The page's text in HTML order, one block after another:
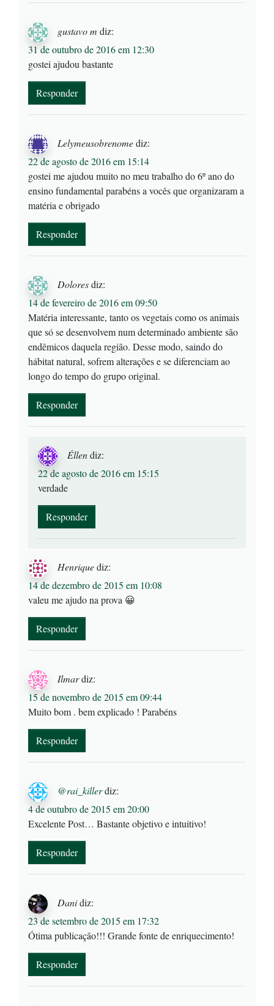
gustavo m diz:
31 de outubro de 2016 em 12:30
gostei ajudou bastante
Responder
Lelymeusobrenomediz:
22 de agosto de 2016 em 15:14
gostei me ajudou muito no meu trabalho do 6º ano do
ensino fundamental parabéns a vocês que organizaram a
matéria e obrigado
Responder
Doloresdiz:
14 de fevereiro de 2016 em 09:50
Matéria interessante, tanto os vegetais como os animais
que só se desenvolvem num determinado ambiente são
endêmicos daquela região. Desse modo, saindo do
hábitat natural, sofrem alterações e se diferenciam ao
longo do tempo do grupo original.
Responder
Éllendiz:
22 de agosto de 2016 em 15:15
verdade
Responder
Henriquediz:
14 de dezembro de 2015 em 10:08
valeu me ajudo na prova 😀
Responder
Ilmardiz:
15 de novembro de 2015 em 09:44
Muito bom . bem explicado ! Parabéns
Responder
@rai_killerdiz:
4 de outubro de 2015 em 20:00
Excelente Post… Bastante objetivo e intuitivo!
Responder
Danidiz:
23 de setembro de 2015 em 17:32
Ótima publicação!!! Grande fonte de enriquecimento!
Responder